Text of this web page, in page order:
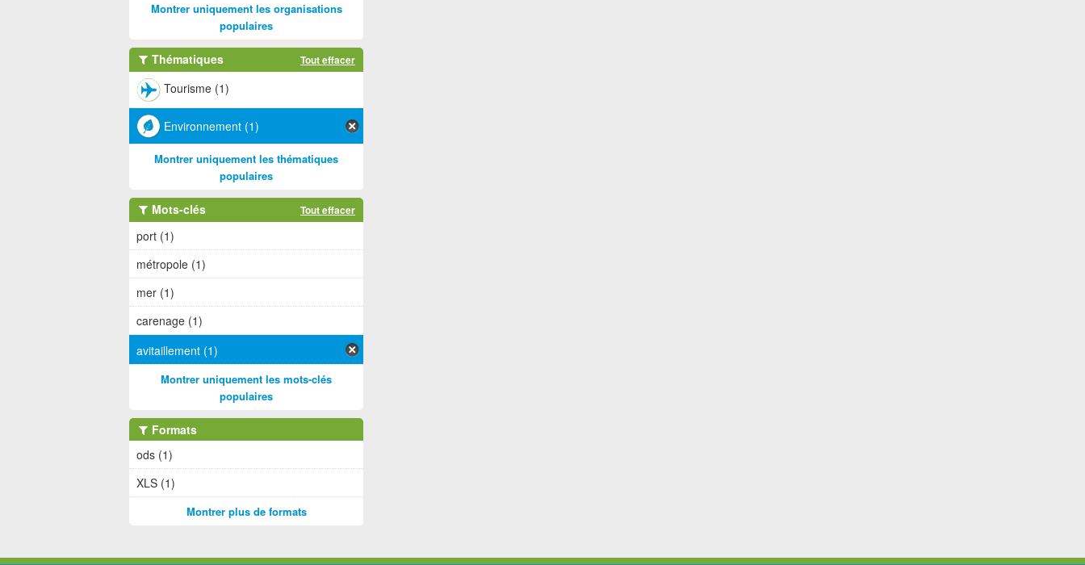
Montrer uniquement les organisations
populaires
Thématiques Tout effacer
Tourisme (1)
Environnement (1)
Montrer uniquement les thématiques
populaires
Mots-clés Tout effacer
port (1)
métropole (1)
mer (1)
carenage (1)
avitaillement (1)
Montrer uniquement les mots-clés
populaires
Formats
ods (1)
XLS (1)
Montrer plus de formats